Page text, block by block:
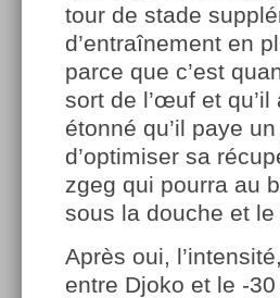
tour de stade
d’entraînement en
parce que c’est
sort de l’œuf et
étonné qu’il paye
d’optimiser sa
zgeg qui pourra au
sous la douche et
Après oui,
entre Djoko et le -